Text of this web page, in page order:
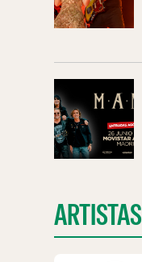
ARTISTAS